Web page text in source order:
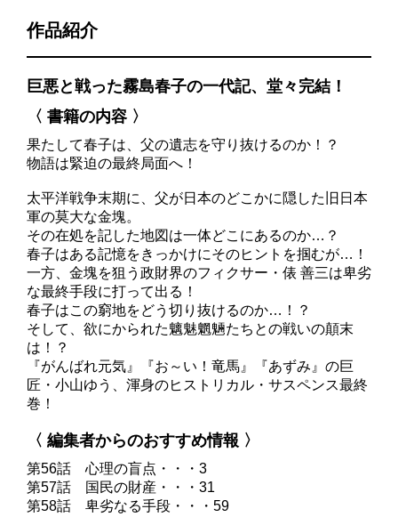
作品紹介
巨悪と戦った霧島春子の一代記、堂々完結！
〈 書籍の内容 〉
果たして春子は、父の遺志を守り抜けるのか！？
物語は緊迫の最終局面へ！
太平洋戦争末期に、父が日本のどこかに隠した旧日本
軍の莫大な金塊。
その在処を記した地図は一体どこにあるのか…？
春子はある記憶をきっかけにそのヒントを掴むが…！
一方、金塊を狙う政財界のフィクサー・俵 善三は卑劣
な最終手段に打って出る！
春子はこの窮地をどう切り抜けるのか…！？
そして、欲にかられた魑魅魍魎たちとの戦いの顛末
は！？
『がんばれ元気』『お～い！竜馬』『あずみ』の巨
匠・小山ゆう、渾身のヒストリカル・サスペンス最終
巻！
〈 編集者からのおすすめ情報 〉
第56話 心理の盲点・・・3
第57話 国民の財産・・・31
第58話 卑劣なる手段・・・59